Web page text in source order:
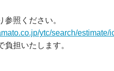
照ください。
ytc/search/estimate/
負担いたします。